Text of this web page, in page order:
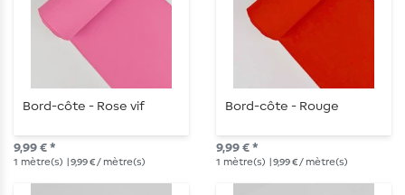
Bord-côte - Rose vif
9,99 € *
1 mètre(s) | 9,99 € / mètre(s)
Bord-côte - Rouge
9,99 € *
1 mètre(s) | 9,99 € / mètre(s)